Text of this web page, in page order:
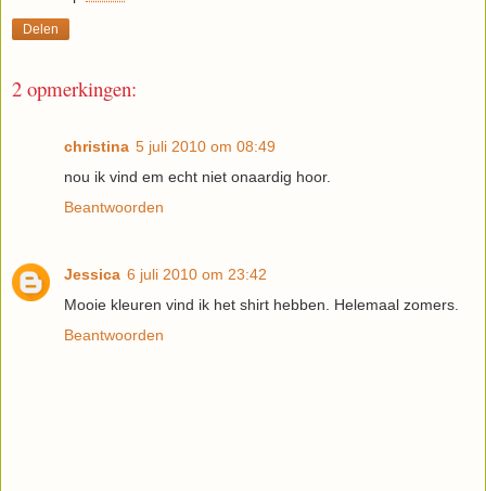
Delen
2 opmerkingen:
christina 5 juli 2010 om 08:49
nou ik vind em echt niet onaardig hoor.
Beantwoorden
Jessica 6 juli 2010 om 23:42
Mooie kleuren vind ik het shirt hebben. Helemaal zomers.
Beantwoorden